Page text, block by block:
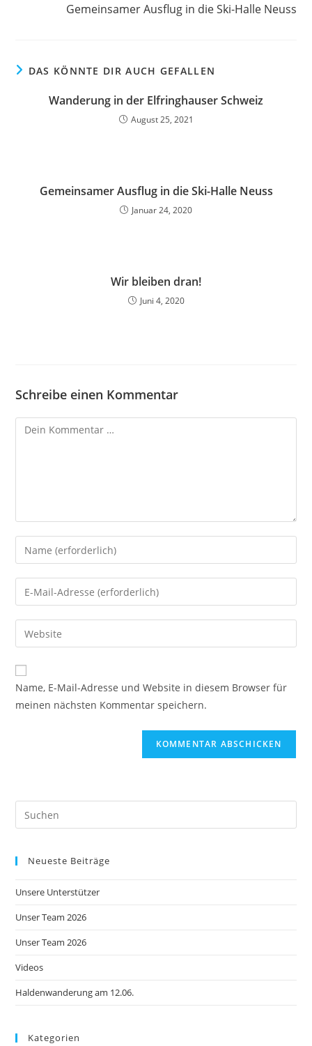
Gemeinsamer Ausflug in die Ski-Halle Neuss
DAS KÖNNTE DIR AUCH GEFALLEN
Wanderung in der Elfringhauser Schweiz
August 25, 2021
Gemeinsamer Ausflug in die Ski-Halle Neuss
Januar 24, 2020
Wir bleiben dran!
Juni 4, 2020
Schreibe einen Kommentar
Name, E-Mail-Adresse und Website in diesem Browser für
meinen nächsten Kommentar speichern.
Neueste Beiträge
Unsere Unterstützer
Unser Team 2026
Unser Team 2026
Videos
Haldenwanderung am 12.06.
Kategorien